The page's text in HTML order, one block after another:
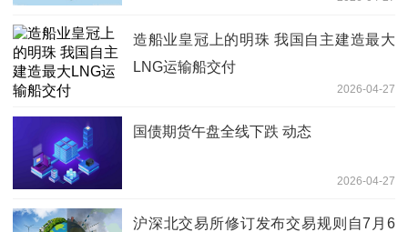
造船业皇冠上的明珠 我国自主建造最大
LNG运输船交付
2026-04-27
国债期货午盘全线下跌 动态
2026-04-27
沪深北交易所修订发布交易规则自7月6